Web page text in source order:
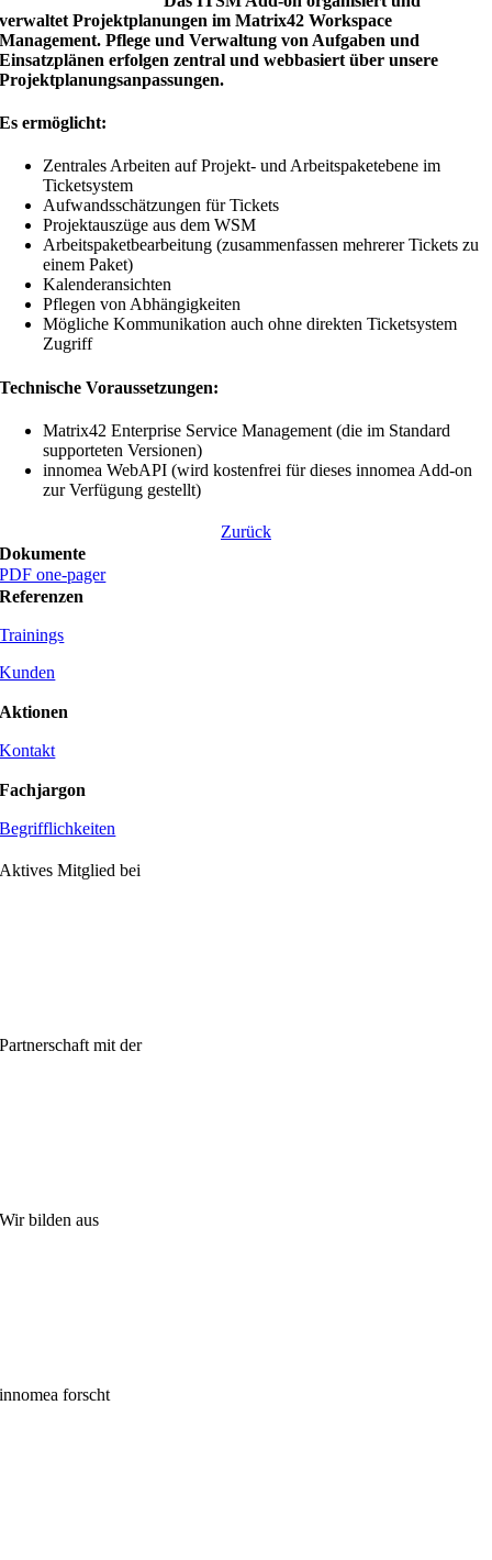
verwaltet Projektplanungen im Matrix42 Workspace
Management. Pflege und Verwaltung von Aufgaben und
Einsatzplänen erfolgen zentral und webbasiert über unsere
Projektplanungsanpassungen.
Es ermöglicht:
Zentrales Arbeiten auf Projekt- und Arbeitspaketebene im
Ticketsystem
Aufwandsschätzungen für Tickets
Projektauszüge aus dem WSM
Arbeitspaketbearbeitung (zusammenfassen mehrerer Tickets zu
einem Paket)
Kalenderansichten
Pflegen von Abhängigkeiten
Mögliche Kommunikation auch ohne direkten Ticketsystem
Zugriff
Technische Voraussetzungen:
Matrix42 Enterprise Service Management (die im Standard
supporteten Versionen)
innomea WebAPI (wird kostenfrei für dieses innomea Add-on
zur Verfügung gestellt)
Zurück
Dokumente
PDF one-pager
Referenzen
Trainings
Kunden
Aktionen
Kontakt
Fachjargon
Begrifflichkeiten
Aktives Mitglied bei
Partnerschaft mit der
Wir bilden aus
innomea forscht